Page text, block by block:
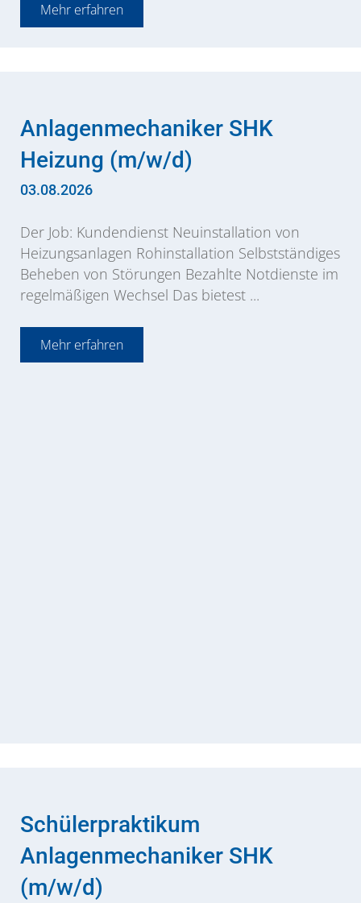
Mehr erfahren
Anlagenmechaniker SHK
Heizung (m/w/d)
03.08.2026
Der Job: Kundendienst Neuinstallation von
Heizungsanlagen Rohinstallation Selbstständiges
Beheben von Störungen Bezahlte Notdienste im
regelmäßigen Wechsel Das bietest ...
Mehr erfahren
Schülerpraktikum
Anlagenmechaniker SHK
(m/w/d)